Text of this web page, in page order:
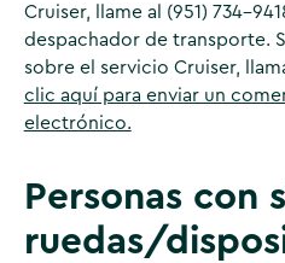
Cruiser, llame al (951) 734-
despachador de transporte.
sobre el servicio Cruiser,
clic aquí para enviar un
electrónico.
Personas con
ruedas/